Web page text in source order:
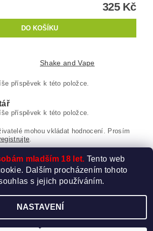
325 Kč
Shake and Vape
příspěvek k této položce.
příspěvek k této položce.
mohou vkládat hodnocení. Prosím
.
mladším 18 let. Tento web
Dalším procházením tohoto
s jejich používáním.
NASTAVENÍ